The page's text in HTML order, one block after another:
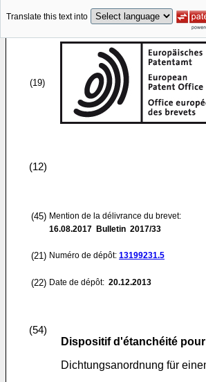
Translate this text into
(19)
(12)
(45) Mention de la délivrance du brevet:
16.08.2017 Bulletin 2017/33
(21) Numéro de dépôt: 13199231.5
(22) Date de dépôt: 20.12.2013
(54)
Dispositif d'étanchéité
Dichtungsanordnung für